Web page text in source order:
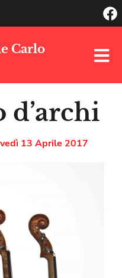
Carlo
d’archi
13 Aprile 2017